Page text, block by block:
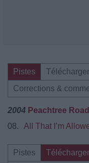
Pistes
Corrections &
2004 Peachtree Road
08.
All That I’m
Pistes